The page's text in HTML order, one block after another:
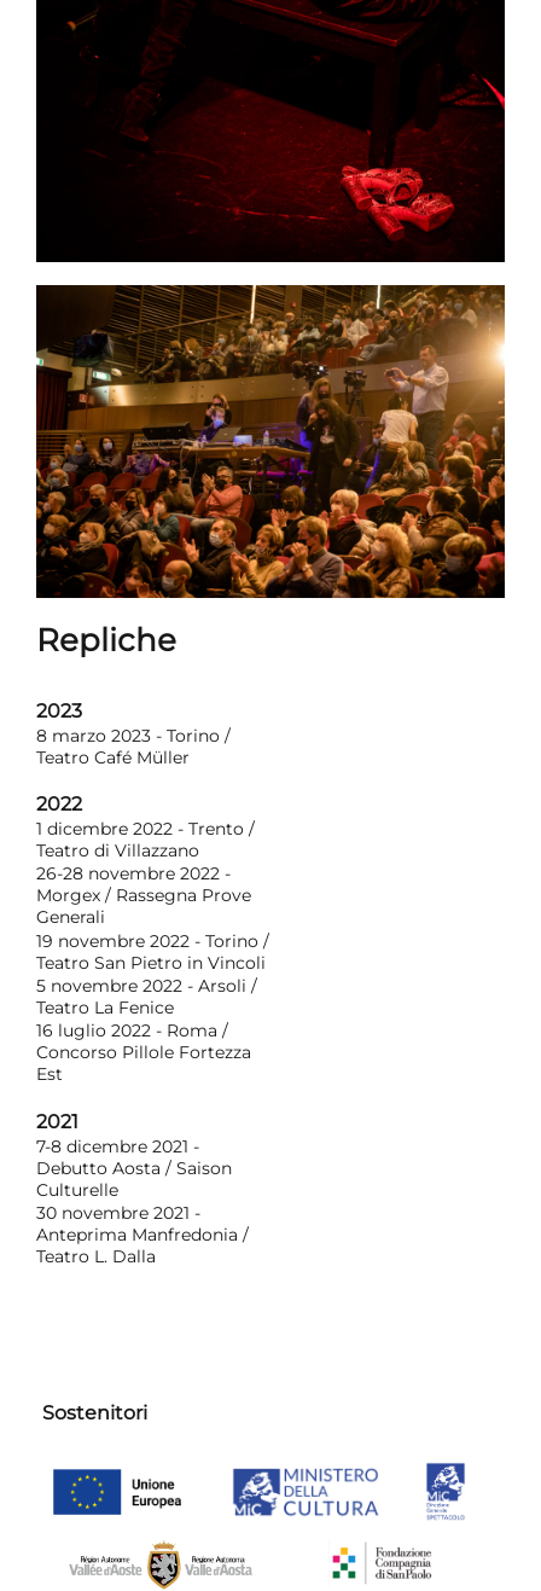
Repliche
2023
8 marzo 2023 - Torino /
Teatro Café Müller
2022
1 dicembre 2022 - Trento /
Teatro di Villazzano
26-28 novembre 2022 -
Morgex / Rassegna Prove
Generali
19 novembre 2022 - Torino /
Teatro San Pietro in Vincoli
5 novembre 2022 - Arsoli /
Teatro La Fenice
16 luglio 2022 - Roma /
Concorso Pillole Fortezza
Est
2021
7-8 dicembre 2021 -
Debutto Aosta / Saison
Culturelle
30 novembre 2021 -
Anteprima Manfredonia /
Teatro L. Dalla
Sostenitori